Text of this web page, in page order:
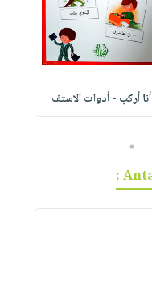
أنا أركب - أدوات الاستف
5